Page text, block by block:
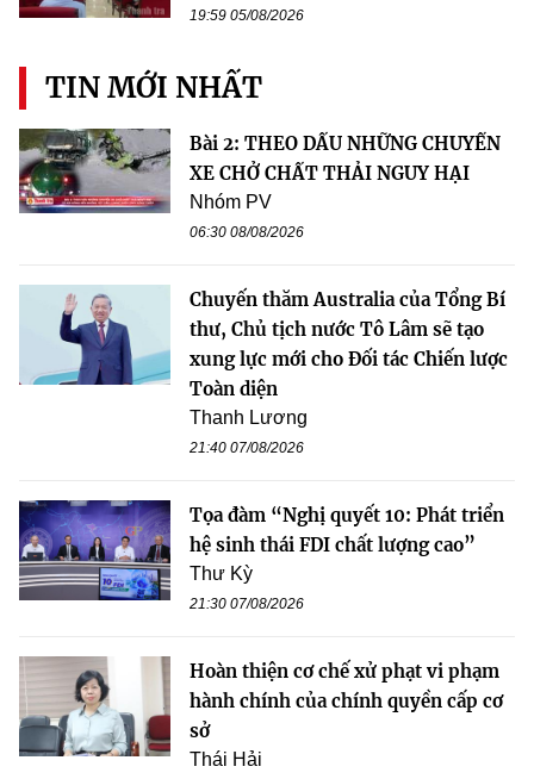
19:59 05/08/2026
TIN MỚI NHẤT
Bài 2: THEO DẤU NHỮNG CHUYẾN
XE CHỞ CHẤT THẢI NGUY HẠI
Nhóm PV
06:30 08/08/2026
Chuyến thăm Australia của Tổng Bí
thư, Chủ tịch nước Tô Lâm sẽ tạo
xung lực mới cho Đối tác Chiến lược
Toàn diện
Thanh Lương
21:40 07/08/2026
Tọa đàm “Nghị quyết 10: Phát triển
hệ sinh thái FDI chất lượng cao”
Thư Kỳ
21:30 07/08/2026
Hoàn thiện cơ chế xử phạt vi phạm
hành chính của chính quyền cấp cơ
sở
Thái Hải